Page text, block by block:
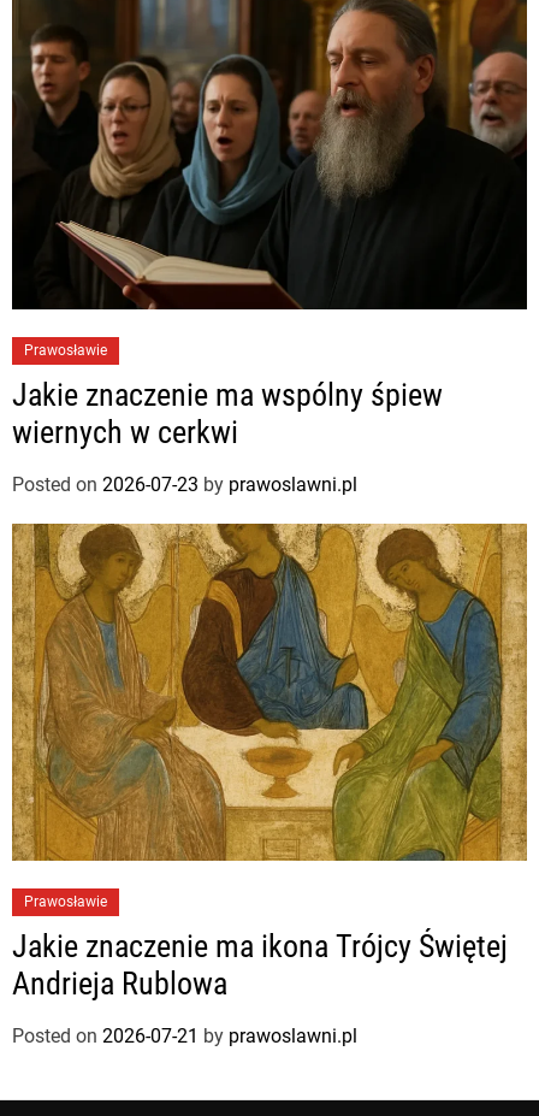
Prawosławie
Jakie znaczenie ma wspólny śpiew
wiernych w cerkwi
Posted on 2026-07-23 by prawoslawni.pl
Prawosławie
Jakie znaczenie ma ikona Trójcy Świętej
Andrieja Rublowa
Posted on 2026-07-21 by prawoslawni.pl